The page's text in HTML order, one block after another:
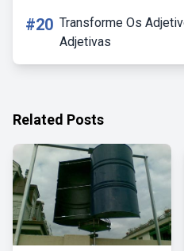
#20 Transforme Os
Adjetivas
Related Posts